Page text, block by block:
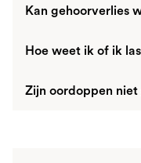
Kan gehoorverlies
Nee.
Hoe weet ik of ik
Symptomen zoals
Zijn oordoppen niet